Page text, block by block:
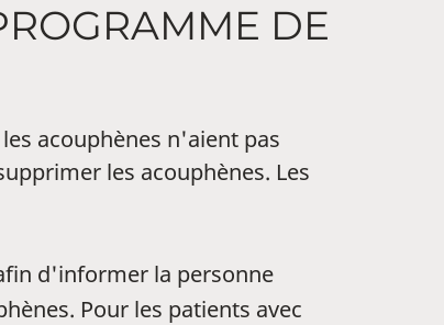
DE
acouphènes n'aient pas
les acouphènes. Les
d'informer la personne
Pour les patients avec